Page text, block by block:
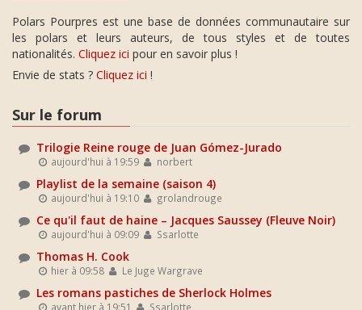
Polars Pourpres est une base de données communautaire sur
les polars et leurs auteurs, de tous styles et de toutes
nationalités. Cliquez ici pour en savoir plus !
Envie de stats ? Cliquez ici !
Sur le forum
Trilogie Reine rouge de Juan Gómez-Jurado
aujourd'hui à 19:59 norbert
Playlist de la semaine (saison 4)
aujourd'hui à 19:10 grolandrouge
Ce qu'il faut de haine – Jacques Saussey (Fleuve Noir)
aujourd'hui à 09:09 Ssarlotte
Thomas H. Cook
hier à 09:58 Le Juge Wargrave
Les romans pastiches de Sherlock Holmes
avant hier à 19:51 Ssarlotte